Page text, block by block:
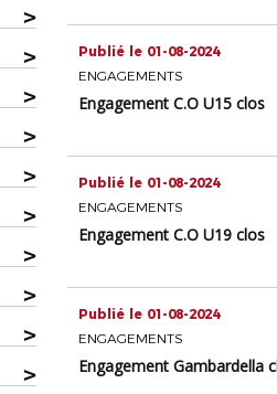
>
>
>
>
>
>
>
>
>
>
Publié le 01-08-2024
ENGAGEMENTS
Engagement C.O U15 clos
Publié le 01-08-2024
ENGAGEMENTS
Engagement C.O U19 clos
Publié le 01-08-2024
ENGAGEMENTS
Engagement Gambardella